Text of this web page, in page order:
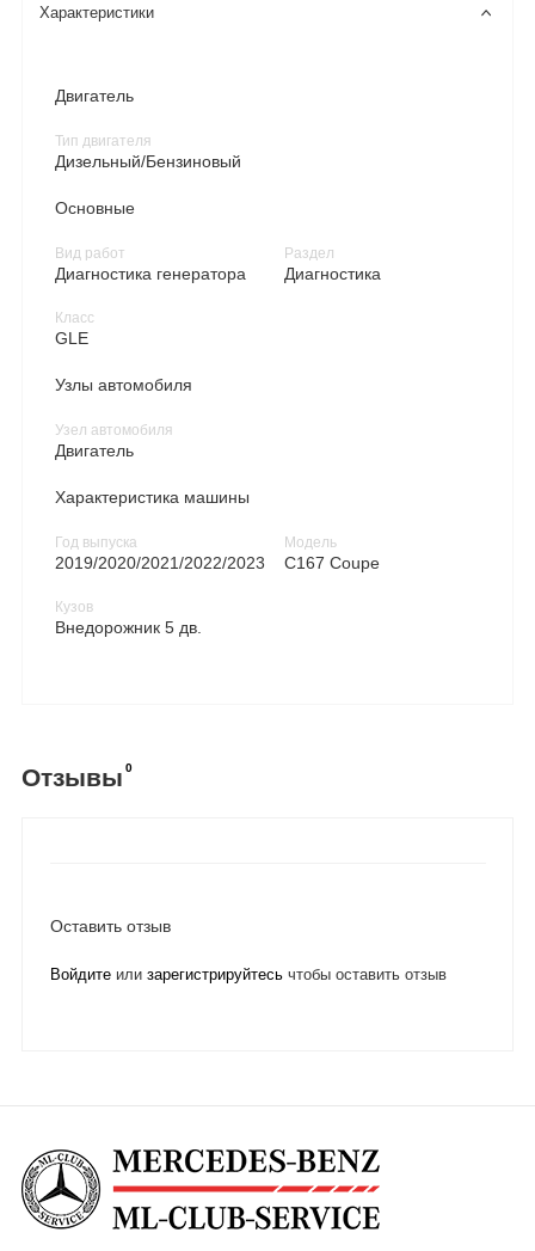
Характеристики
Двигатель
Тип двигателя
Дизельный/Бензиновый
Основные
Вид работ
Диагностика генератора
Класс
GLE
Раздел
Диагностика
Узлы автомобиля
Узел автомобиля
Двигатель
Характеристика машины
Год выпуска
2019/2020/2021/2022/2023
Кузов
Внедорожник 5 дв.
Модель
C167 Coupe
Отзывы 0
Оставить отзыв
Войдитеили зарегистрируйтесьчтобы оставить отзыв